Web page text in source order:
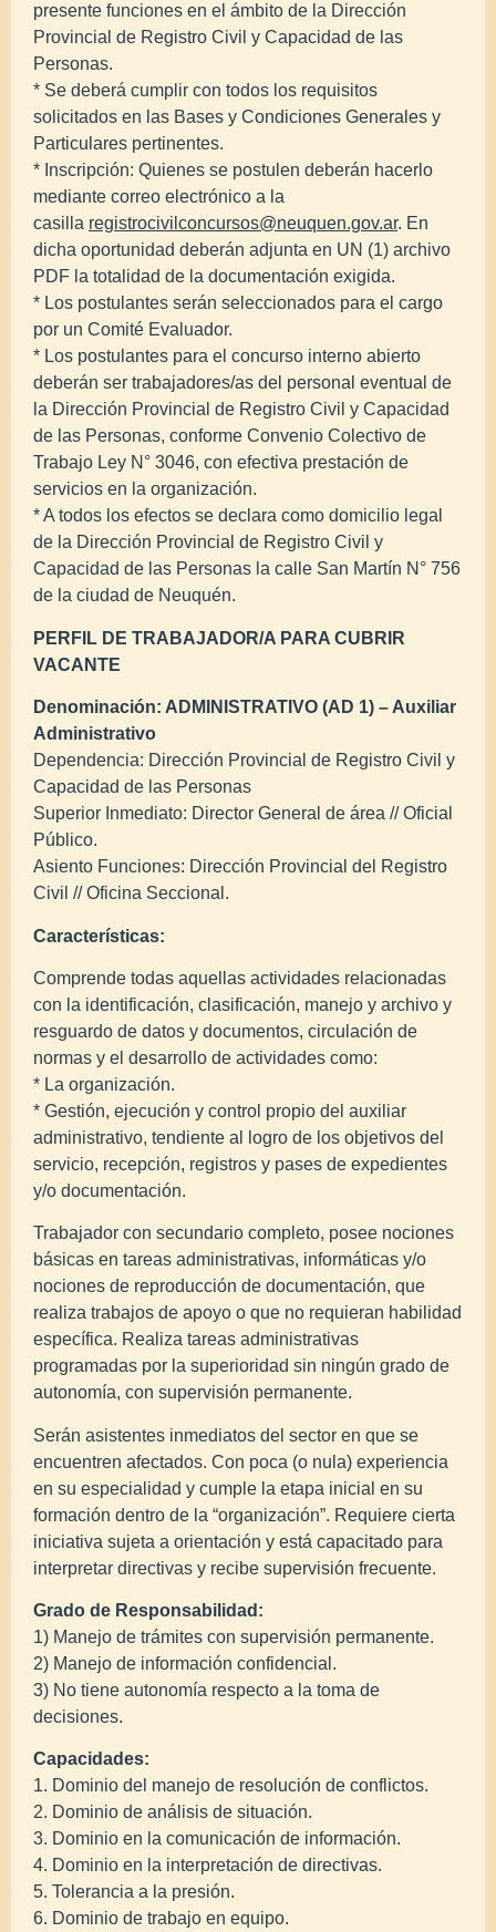
presente funciones en el ámbito de la Dirección
Provincial de Registro Civil y Capacidad de las
Personas.
* Se deberá cumplir con todos los requisitos
solicitados en las Bases y Condiciones Generales y
Particulares pertinentes.
* Inscripción: Quienes se postulen deberán hacerlo
mediante correo electrónico a la
casilla registrocivilconcursos@neuquen.gov.ar. En
dicha oportunidad deberán adjunta en UN (1) archivo
PDF la totalidad de la documentación exigida.
* Los postulantes serán seleccionados para el cargo
por un Comité Evaluador.
* Los postulantes para el concurso interno abierto
deberán ser trabajadores/as del personal eventual de
la Dirección Provincial de Registro Civil y Capacidad
de las Personas, conforme Convenio Colectivo de
Trabajo Ley N° 3046, con efectiva prestación de
servicios en la organización.
* A todos los efectos se declara como domicilio legal
de la Dirección Provincial de Registro Civil y
Capacidad de las Personas la calle San Martín N° 756
de la ciudad de Neuquén.
PERFIL DE TRABAJADOR/A PARA CUBRIR
VACANTE
Denominación: ADMINISTRATIVO (AD 1) – Auxiliar
Administrativo
Dependencia: Dirección Provincial de Registro Civil y
Capacidad de las Personas
Superior Inmediato: Director General de área // Oficial
Público.
Asiento Funciones: Dirección Provincial del Registro
Civil // Oficina Seccional.
Características:
Comprende todas aquellas actividades relacionadas
con la identificación, clasificación, manejo y archivo y
resguardo de datos y documentos, circulación de
normas y el desarrollo de actividades como:
* La organización.
* Gestión, ejecución y control propio del auxiliar
administrativo, tendiente al logro de los objetivos del
servicio, recepción, registros y pases de expedientes
y/o documentación.
Trabajador con secundario completo, posee nociones
básicas en tareas administrativas, informáticas y/o
nociones de reproducción de documentación, que
realiza trabajos de apoyo o que no requieran habilidad
específica. Realiza tareas administrativas
programadas por la superioridad sin ningún grado de
autonomía, con supervisión permanente.
Serán asistentes inmediatos del sector en que se
encuentren afectados. Con poca (o nula) experiencia
en su especialidad y cumple la etapa inicial en su
formación dentro de la “organización”. Requiere cierta
iniciativa sujeta a orientación y está capacitado para
interpretar directivas y recibe supervisión frecuente.
Grado de Responsabilidad:
1) Manejo de trámites con supervisión permanente.
2) Manejo de información confidencial.
3) No tiene autonomía respecto a la toma de
decisiones.
Capacidades:
1. Dominio del manejo de resolución de conflictos.
2. Dominio de análisis de situación.
3. Dominio en la comunicación de información.
4. Dominio en la interpretación de directivas.
5. Tolerancia a la presión.
6. Dominio de trabajo en equipo.